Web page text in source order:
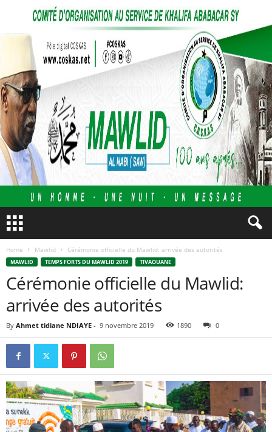
Home Mawlid Cérémonie officielle du Mawlid: arrivée des autorités
MAWLID TEMPS FORTS DU MAWLID 2019 TIVAOUANE
Cérémonie officielle du Mawlid:
arrivée des autorités
By Ahmet tidiane NDIAYE - 9 novembre 2019 1890 0